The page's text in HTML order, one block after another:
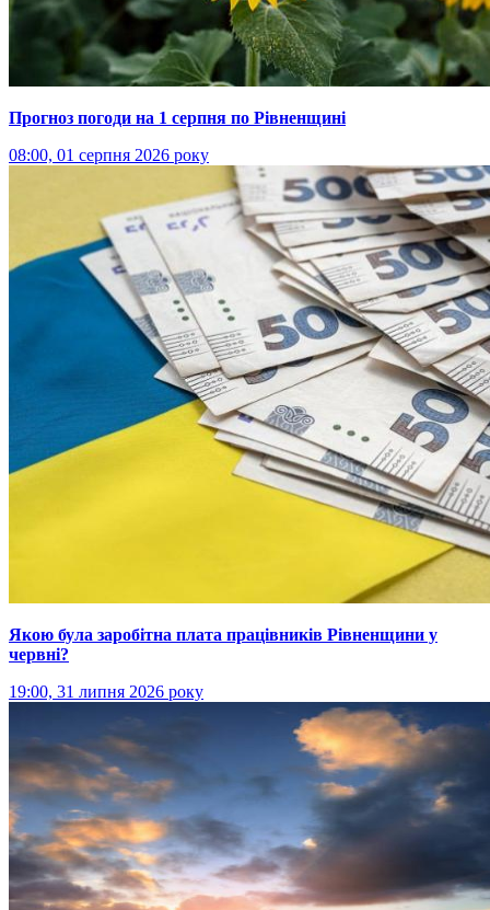
Прогноз погоди на 1 серпня по Рівненщині
08:00, 01 серпня 2026 року
Якою була заробітна плата працівників Рівненщини у
червні?
19:00, 31 липня 2026 року